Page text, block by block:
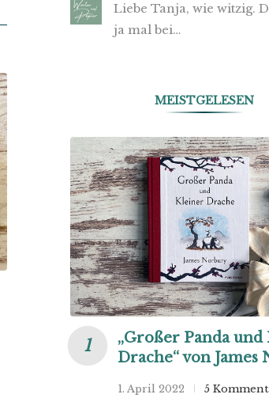
Liebe Tanja, wie witzig.
ja mal bei…
MEISTGELESEN
„Großer Panda
Drache“ von James
1. April 2022 5